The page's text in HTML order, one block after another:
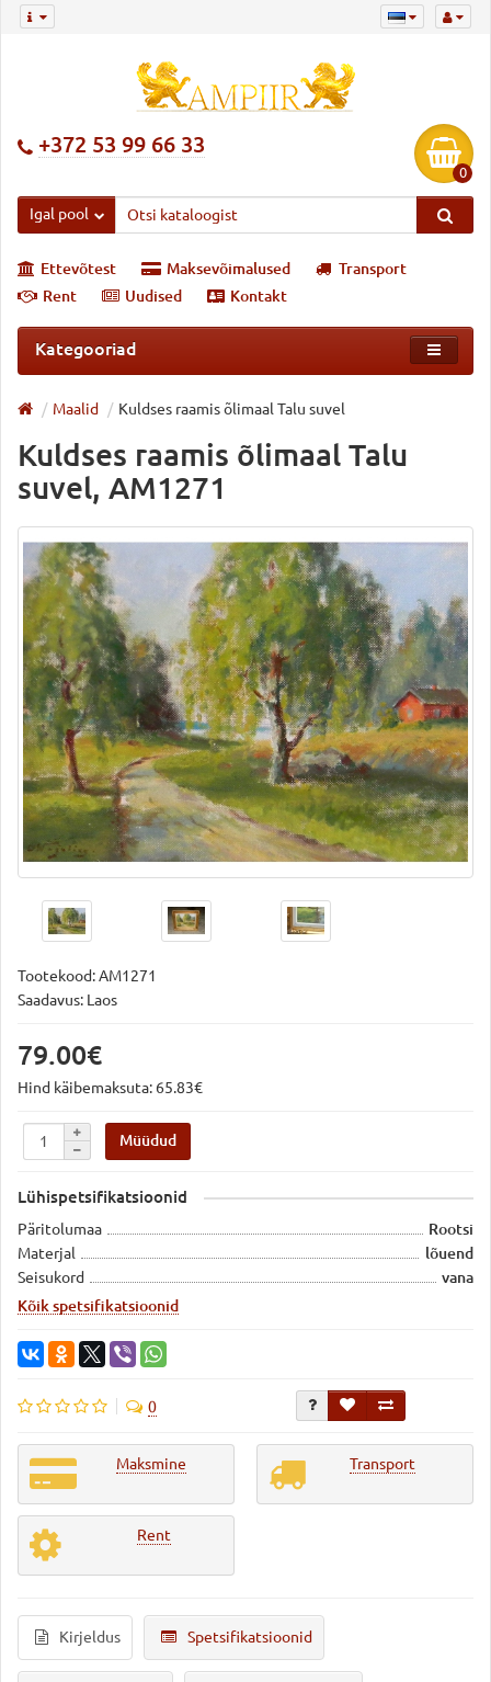
+372 53 99 66 33
0
Igal pool
Ettevõtest Maksevõimalused
Transport
Rent
Uudised Kontakt
Kategooriad
Maalid Kuldses raamis õlimaal Talu suvel
Kuldses raamis õlimaal Talu
suvel, AM1271
Tootekood:AM1271
Saadavus: Laos
79.00€
Hind käibemaksuta: 65.83€
Müüdud
Lühispetsifikatsioonid
Päritolumaa
Rootsi
Materjal
lõuend
Seisukord
vana
Kõik spetsifikatsioonid
0
Maksmine Transport
Rent
Kirjeldus Spetsifikatsioonid